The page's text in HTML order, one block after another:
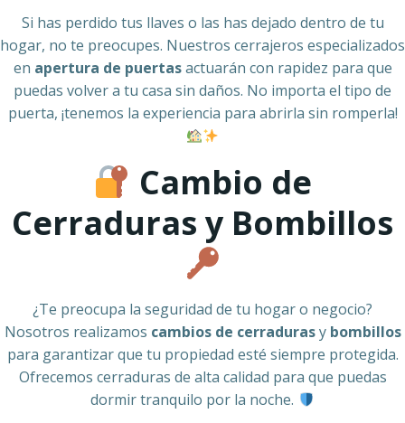
Si has perdido tus llaves o las has dejado dentro de tu
hogar, no te preocupes. Nuestros cerrajeros especializados
en apertura de puertasactuarán con rapidez para que
puedas volver a tu casa sin daños. No importa el tipo de
puerta, ¡tenemos la experiencia para abrirla sin romperla!
Cambio de
Cerraduras y Bombillos
¿Te preocupa la seguridad de tu hogar o negocio?
Nosotros realizamos cambios de cerradurasy bombillos
para garantizar que tu propiedad esté siempre protegida.
Ofrecemos cerraduras de alta calidad para que puedas
dormir tranquilo por la noche.